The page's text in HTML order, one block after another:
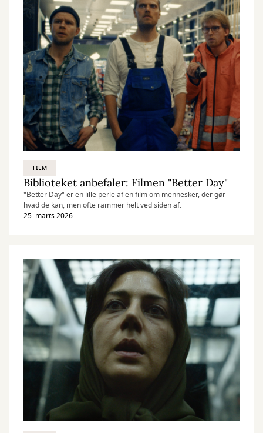
FILM
Biblioteket anbefaler: Filmen "Better Day"
"Better Day" er en lille perle af en film om mennesker, der gør
hvad de kan, men ofte rammer helt ved siden af.
25. marts 2026